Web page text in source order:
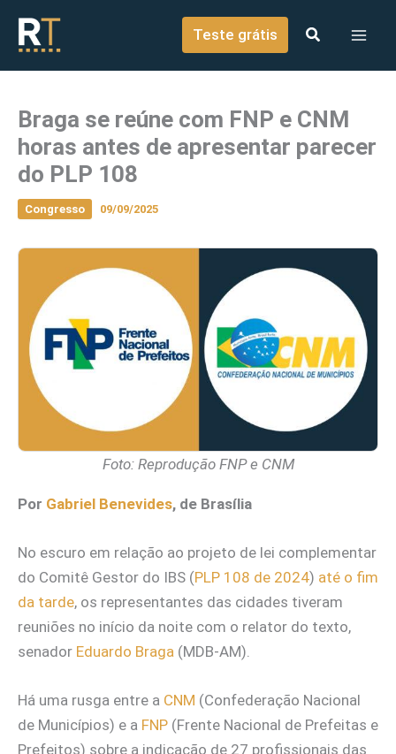
conteúdo
Teste grátis
Braga se reúne com FNP e CNM
horas antes de apresentar parecer
do PLP 108
Congresso 09/09/2025
Foto: Reprodução FNP e CNM
Por Gabriel Benevides, de Brasília
No escuro em relação ao projeto de lei complementar
do Comitê Gestor do IBS (PLP 108 de 2024) até o fim
da tarde, os representantes das cidades tiveram
reuniões no início da noite com o relator do texto,
senador Eduardo Braga (MDB-AM).
Há uma rusga entre a CNM (Confederação Nacional
de Municípios) e a FNP (Frente Nacional de Prefeitas e
Prefeitos) sobre a indicação de 27 profissionais das